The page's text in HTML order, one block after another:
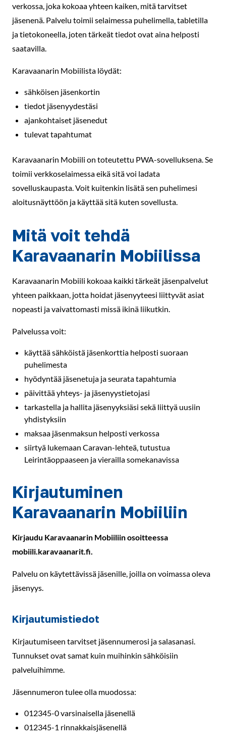
verkossa, joka kokoaa yhteen kaiken, mitä tarvitset
jäsenenä. Palvelu toimii selaimessa puhelimella, tabletilla
ja tietokoneella, joten tärkeät tiedot ovat aina helposti
saatavilla.
Karavaanarin Mobiilista löydät:
sähköisen jäsenkortin
tiedot jäsenyydestäsi
ajankohtaiset jäsenedut
tulevat tapahtumat
Karavaanarin Mobiili on toteutettu PWA-sovelluksena. Se
toimii verkkoselaimessa eikä sitä voi ladata
sovelluskaupasta. Voit kuitenkin lisätä sen puhelimesi
aloitusnäyttöön ja käyttää sitä kuten sovellusta.
Mitä voit tehdä
Karavaanarin Mobiilissa
Karavaanarin Mobiili kokoaa kaikki tärkeät jäsenpalvelut
yhteen paikkaan, jotta hoidat jäsenyyteesi liittyvät asiat
nopeasti ja vaivattomasti missä ikinä liikutkin.
Palvelussa voit:
käyttää sähköistä jäsenkorttia helposti suoraan
puhelimesta
hyödyntää jäsenetuja ja seurata tapahtumia
päivittää yhteys- ja jäsenyystietojasi
tarkastella ja hallita jäsenyyksiäsi sekä liittyä uusiin
yhdistyksiin
maksaa jäsenmaksun helposti verkossa
siirtyä lukemaan Caravan-lehteä, tutustua
Leirintäoppaaseen ja vierailla somekanavissa
Kirjautuminen
Karavaanarin Mobiiliin
Kirjaudu Karavaanarin Mobiiliin osoitteessa
mobiili.karavaanarit.fi.
Palvelu on käytettävissä jäsenille, joilla on voimassa oleva
jäsenyys.
Kirjautumistiedot
Kirjautumiseen tarvitset jäsennumerosi ja salasanasi.
Tunnukset ovat samat kuin muihinkin sähköisiin
palveluihimme.
Jäsennumeron tulee olla muodossa:
012345-0 varsinaisella jäsenellä
012345-1 rinnakkaisjäsenellä